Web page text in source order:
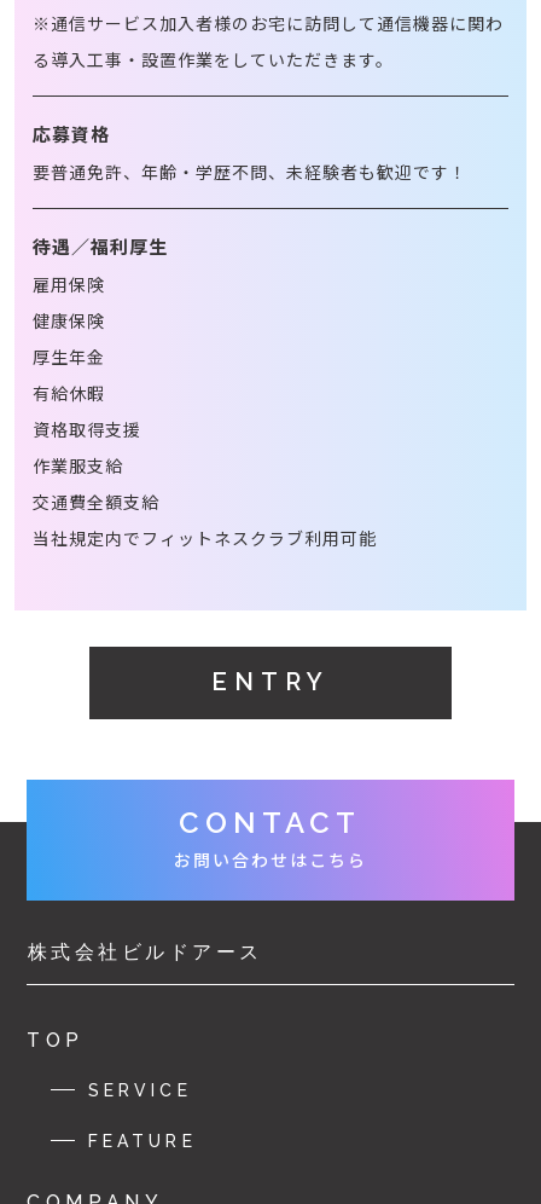
※通信サービス加入者様のお宅に訪問して通信機器に関わ
る導入工事・設置作業をしていただきます。
応募資格
要普通免許、年齢・学歴不問、未経験者も歓迎です！
待遇／福利厚生
雇用保険
健康保険
厚生年金
有給休暇
資格取得支援
作業服支給
交通費全額支給
当社規定内でフィットネスクラブ利用可能
ENTRY
CONTACT
お問い合わせはこちら
株式会社ビルドアース
TOP
SERVICE
FEATURE